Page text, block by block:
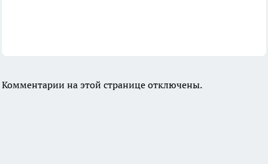
Комментарии на этой странице отключены.